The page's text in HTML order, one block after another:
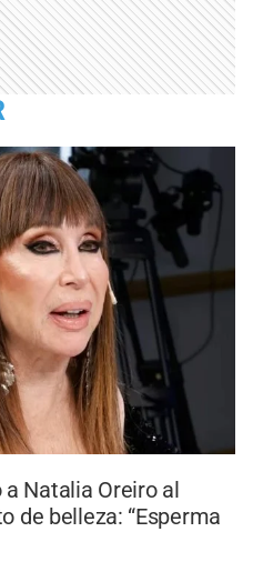
Natalia Oreiro al
de belleza: “Esperma